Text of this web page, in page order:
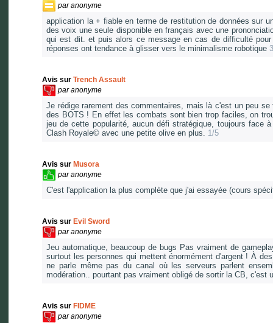
paranonyme
application la + fiable en terme de restitution de données sur
des voix une seule disponible en français avec une
qui est dit. et puis alors ce message en cas de difficulté
réponses ont tendance à glisser vers le minimalisme robotique
Avis sur Trench Assault
paranonyme
Je rédige rarement des commentaires, mais là c'est un peu
des BOTS ! En effet les combats sont bien trop faciles, on
jeu de cette popularité, aucun défi stratégique, toujours face
Clash Royale© avec une petite olive en plus. 1/5
Avis sur Musora
paranonyme
C'est l'application la plus complète que j'ai essayée (cours
Avis sur Evil Sword
paranonyme
Jeu automatique, beaucoup de bugs Pas vraiment de
surtout les personnes qui mettent énormément d'argent ! À
ne parle même pas du canal où les serveurs parlent
modération.. pourtant pas vraiment obligé de sortir la CB,
Avis sur FIDME
paranonyme